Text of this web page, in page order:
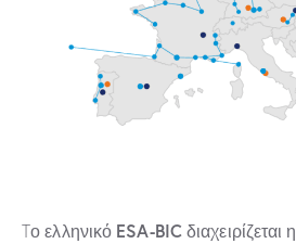
Tο ελληνικό ESA-BICδιαχειρίζεται η